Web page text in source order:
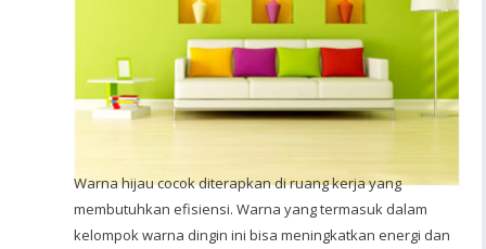
Warna hijau cocok diterapkan di ruang kerja yang
membutuhkan efisiensi. Warna yang termasuk dalam
kelompok warna dingin ini bisa meningkatkan energi dan